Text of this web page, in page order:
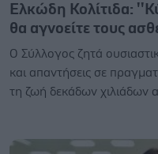
Ελκώδη Κολίτιδα:
θα αγνοείτε τους
Ο Σύλλογoς ζητά
και απαντήσεις σε
τη ζωή δεκάδων χιλιάδων